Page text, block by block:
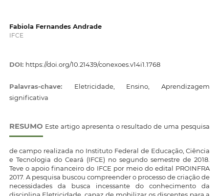
Fabiola Fernandes Andrade
IFCE
DOI: https://doi.org/10.21439/conexoes.v14i1.1768
Palavras-chave: Eletricidade, Ensino, Aprendizagem
significativa
RESUMO Este artigo apresenta o resultado de uma pesquisa
de campo realizada no Instituto Federal de Educação, Ciência
e Tecnologia do Ceará (IFCE) no segundo semestre de 2018.
Teve o apoio financeiro do IFCE por meio do edital PROINFRA
2017. A pesquisa buscou compreender o processo de criação de
necessidades da busca incessante do conhecimento da
disciplina Eletricidade, capaz de mobilizar os discentes para a